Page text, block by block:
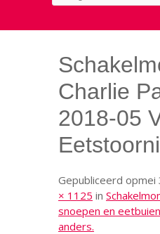
Charlie
2018-05
Gepubliceerd opmei
× 1125 in
snoepen en
anders.